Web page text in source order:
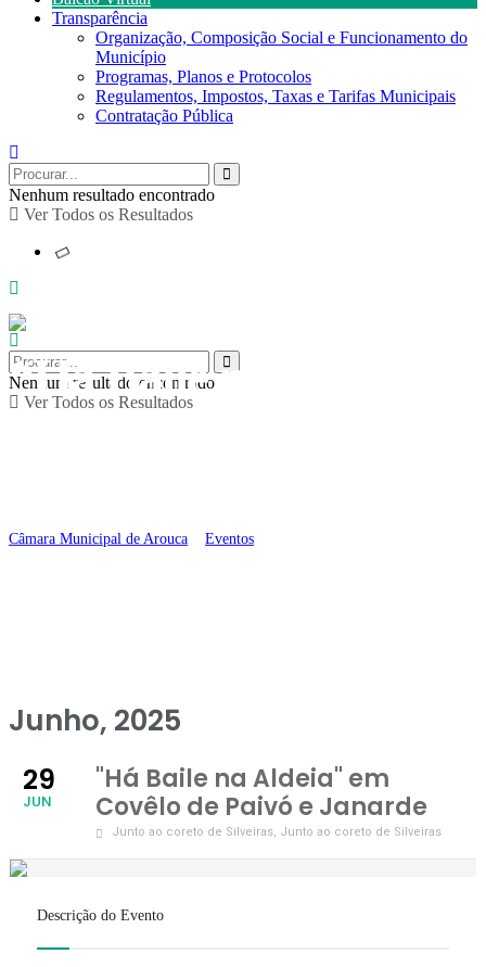
Transparência
Organização, Composição Social e Funcionamento do
Município
Programas, Planos e Protocolos
Regulamentos, Impostos, Taxas e Tarifas Municipais
Contratação Pública
Nenhum resultado encontrado
Ver Todos os Resultados
Nenhum resultado encontrado
Ver Todos os Resultados
“Há Baile na Aldeia”
Câmara Municipal de Arouca Eventos
Junho, 2025
29
JUN
"Há Baile na Aldeia" em
Covêlo de Paivó e Janarde
Junto ao coreto de Silveiras, Junto ao coreto de Silveiras
Descrição do Evento